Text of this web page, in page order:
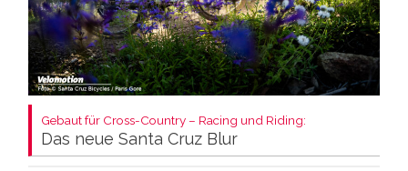
Gebaut für Cross-Country – Racing und Riding:
Das neue Santa Cruz Blur